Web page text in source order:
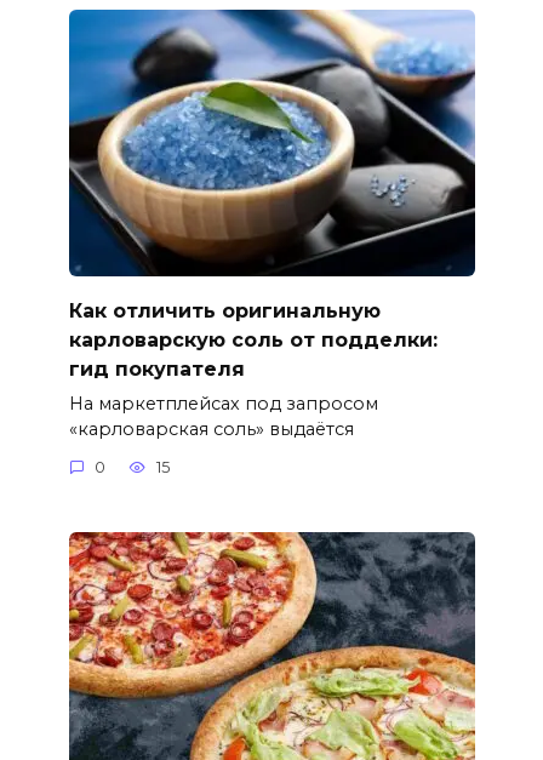
Как отличить оригинальную
карловарскую соль от подделки:
гид покупателя
На маркетплейсах под запросом
«карловарская соль» выдаётся
0 15